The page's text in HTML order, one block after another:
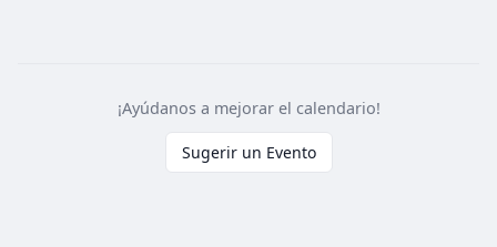
¡Ayúdanos a mejorar el calendario!
Sugerir un Evento